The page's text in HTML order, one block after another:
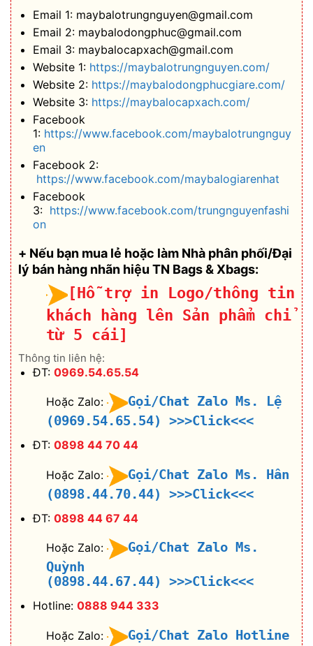
Email 1: maybalotrungnguyen@gmail.com
Email 2: maybalodongphuc@gmail.com
Email 3: maybalocapxach@gmail.com
Website 1: https://maybalotrungnguyen.com/
Website 2: https://maybalodongphucgiare.com/
Website 3: https://maybalocapxach.com/
Facebook
1: https://www.facebook.com/maybalotrungnguy
en
Facebook 2:
https://www.facebook.com/maybalogiarenhat
Facebook
3: https://www.facebook.com/trungnguyenfashi
on
+ Nếu bạn mua lẻ hoặc làm Nhà phân phối/Đại
lý bán hàng nhãn hiệu TN Bags & Xbags:
[Hỗ trợ in Logo/thông tin
khách hàng lên Sản phẩm chỉ
từ 5 cái]
Thông tin liên hệ:
ĐT: 0969.54.65.54
Hoặc Zalo:
Gọi/Chat Zalo Ms. Lệ
(0969.54.65.54)
>>>Click<<<
ĐT: 0898 44 70 44
Hoặc Zalo:
Gọi/Chat Zalo Ms. Hân
(0898.44.70.44)
>>>Click<<<
ĐT: 0898 44 67 44
Hoặc Zalo:
Gọi/Chat Zalo Ms.
Quỳnh
(0898.44.67.44)
>>>Click<<<
Hotline: 0888 944 333
Hoặc Zalo: Gọi/Chat Zalo Hotline